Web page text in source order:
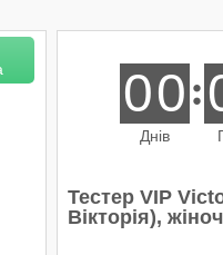
00
Днів
Тестер VIP
Вікторія),